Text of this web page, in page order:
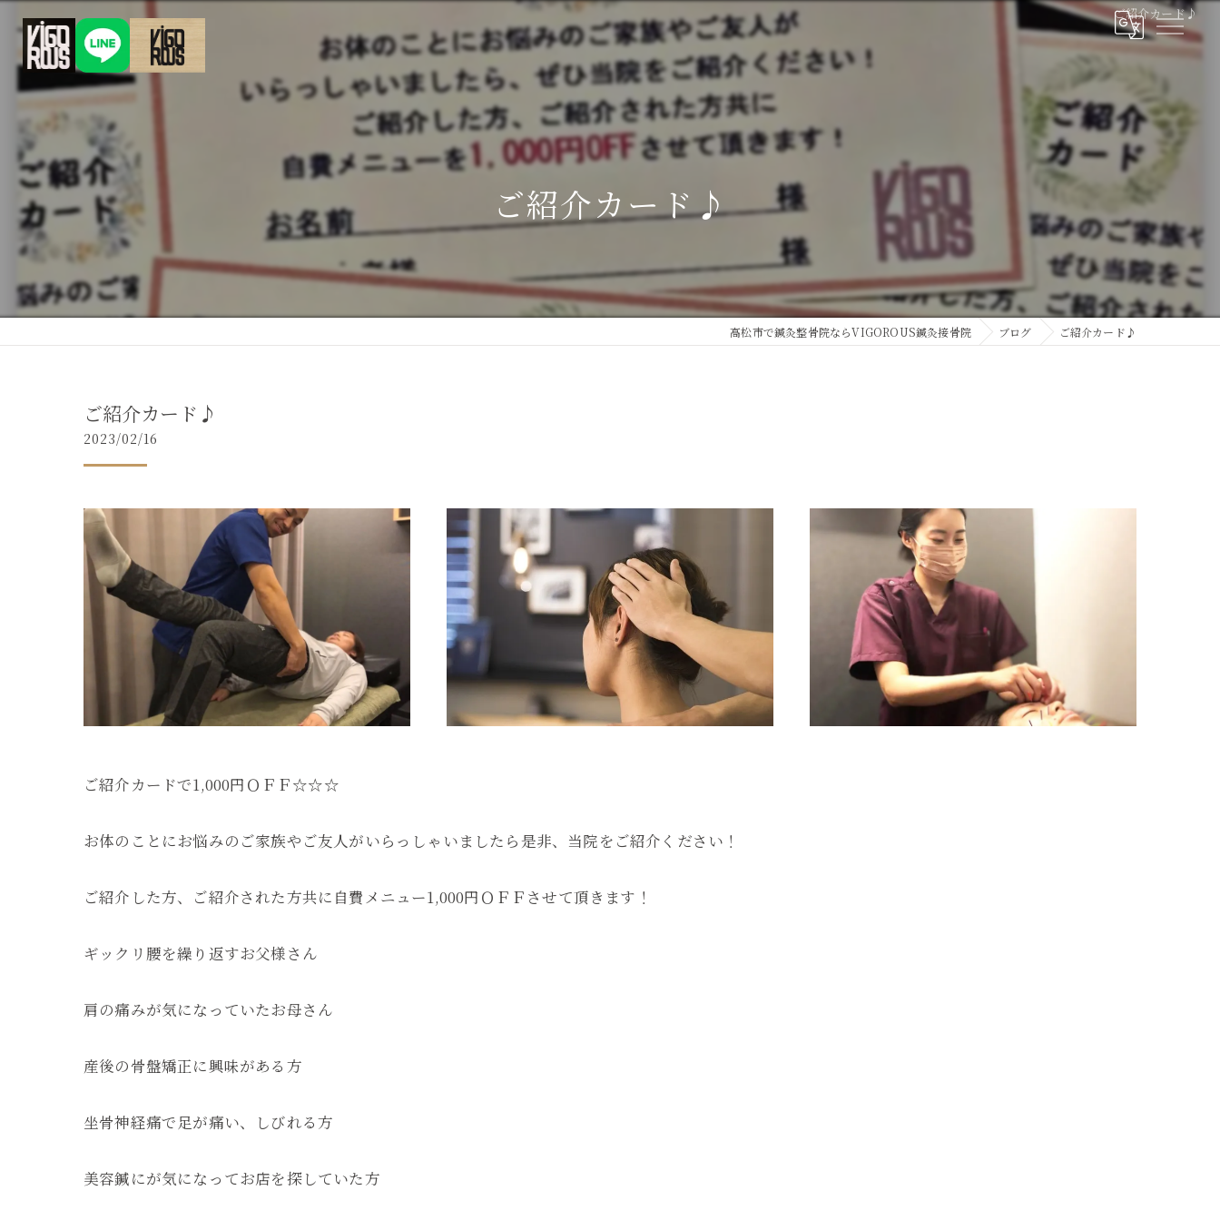
ご紹介カード♪
ご紹介カード♪
高松市で鍼灸整骨院ならVIGOROUS鍼灸接骨院 ブログ ご紹介カード♪
ご紹介カード♪
2023/02/16
ご紹介カードで1,000円ＯＦＦ☆☆☆
お体のことにお悩みのご家族やご友人がいらっしゃいましたら是非、当院をご紹介ください！
ご紹介した方、ご紹介された方共に自費メニュー1,000円ＯＦＦさせて頂きます！
ギックリ腰を繰り返すお父様さん
肩の痛みが気になっていたお母さん
産後の骨盤矯正に興味がある方
坐骨神経痛で足が痛い、しびれる方
美容鍼にが気になってお店を探していた方